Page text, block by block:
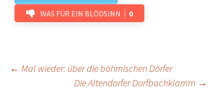
WAS FÜR EIN BLÖDSINN
0
Beitrags-
← Mal wieder: über die böhmischen Dörfer
Die Altendorfer Dorfbachklamm →